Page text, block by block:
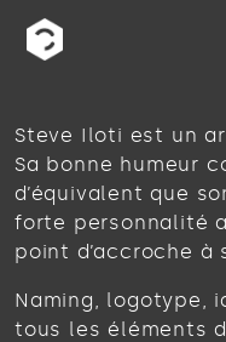
Steve Iloti est un
Sa bonne humeur
d’équivalent que
forte personnalité
point d’accroche
Naming, logotype,
tous les éléments